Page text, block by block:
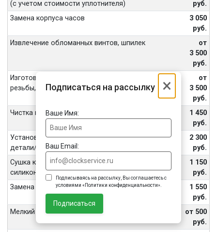
×
Подписаться на рассылку
Ваше Имя:
Ваш Email:
Подписываясь на рассылку, Вы соглашаетесь с
условиями «Политики конфиденциальности».
Подписаться
(с учетом стоимости уплотнителя)
руб.
Замена корпуса часов
3 050
руб.
Извлечение обломанных винтов, шпилек
от
3 500
руб.
Изготовление винтов, футора, восстановление
резьбы, внутренних частей переводной головы
от
3 500
руб.
Чистка корпуса часов ультразвуком
1 450
руб.
Установка или замена ранта, одной декоративной
детали/задней крышки/винтов
2 300
руб.
Сушка корпуса, механизма, герметизация
силиконом (без разборки механизма)
1 150
руб.
Замена переводной головки, кнопки, вала
1 550
руб.
Мелкий ремонт
от 500
руб.